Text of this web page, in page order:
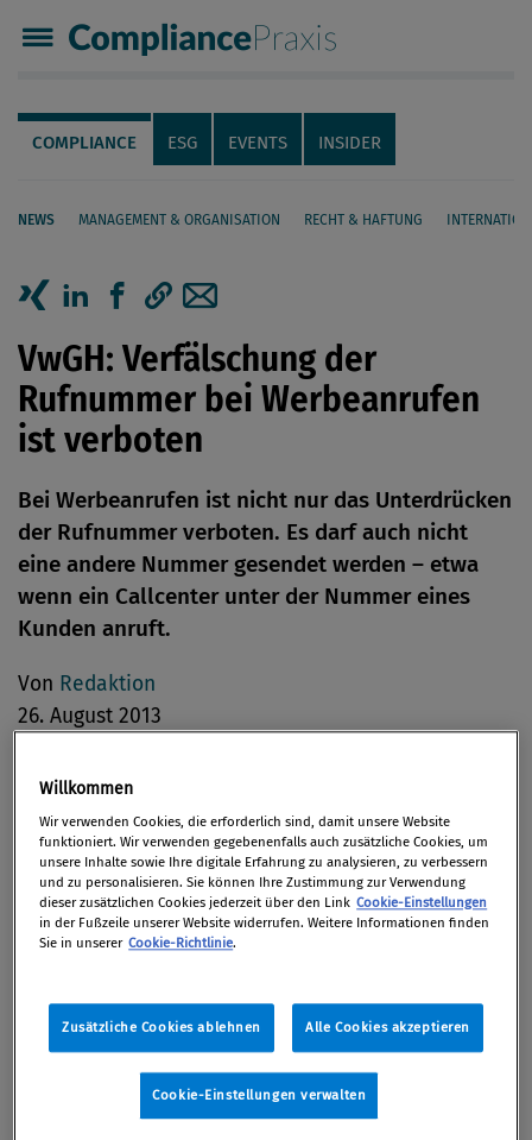
Compliance Praxis
Servicenavigation
Navigation
COMPLIANCE ESG EVENTS INSIDER
NEWS MANAGEMENT & ORGANISATION RECHT & HAFTUNG
Seiteninhalt
Artikel auf Xing teilen
Artikel auf linkedIn teilen
Artikel auf Facebook teilen
Artikellink kopieren
Artikel per Mail teilen
VwGH: Verfälschung der
Rufnummer bei Werbeanrufen
ist verboten
Bei Werbeanrufen ist nicht nur das Unterdrücken
der Rufnummer verboten. Es darf auch nicht
eine andere Nummer gesendet werden – etwa
wenn ein Callcenter unter der Nummer eines
Kunden anruft.
Von Redaktion
26. August 2013
Eine Verfälschung der Rufnummernanzeige iSd
§ 107 Abs 1a TKG 2003 liegt vor, wenn ein Callcenter
– wie hier – nicht die eigene Rufnummer mitsendet,
sondern die Rufnummer jenes Unternehmens, für
Das Gesetz untersagt nämlich dem zu
Werbezwecken Anrufenden, die
Rufnummernanzeige – also nach § 104 TKG 2003 die
„Anzeige der Rufnummer des Anrufenden“ – zu
Willkommen
Wir verwenden Cookies, die erforderlich sind, damit unsere Website
funktioniert. Wir verwenden gegebenenfalls auch zusätzliche Cookies, um
unsere Inhalte sowie Ihre digitale Erfahrung zu analysieren, zu verbessern
und zu personalisieren. Sie können Ihre Zustimmung zur Verwendung
dieser zusätzlichen Cookies jederzeit über den Link Cookie-Einstellungen
in der Fußzeile unserer Website widerrufen. Weitere Informationen finden
Sie in unserer Cookie-Richtlinie.
Zusätzliche Cookies ablehnen Alle Cookies akzeptieren
Cookie-Einstellungen verwalten